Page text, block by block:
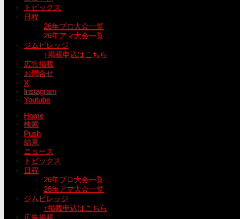
トピックス
日程
26年プロ大会一覧
26年アマ大会一覧
ジムビレッジ
↑掲載申込はこちら
広告掲載
お問合せ
X
Instagram
Youtube
Home
検索
Push
結果
ニュース
トピックス
日程
26年プロ大会一覧
26年アマ大会一覧
ジムビレッジ
↑掲載申込はこちら